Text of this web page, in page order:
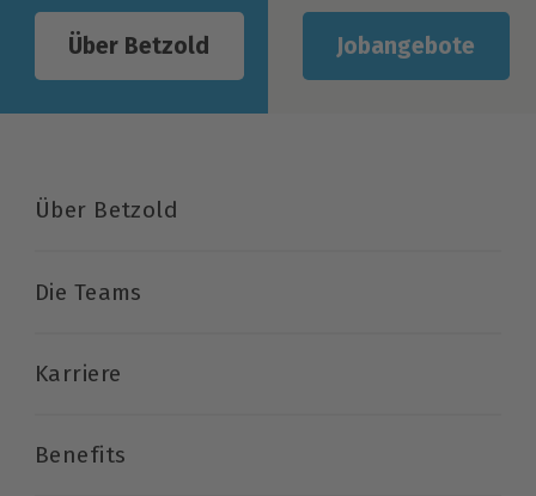
Über Betzold Jobangebote
Über Betzold
Die Teams
Karriere
Benefits